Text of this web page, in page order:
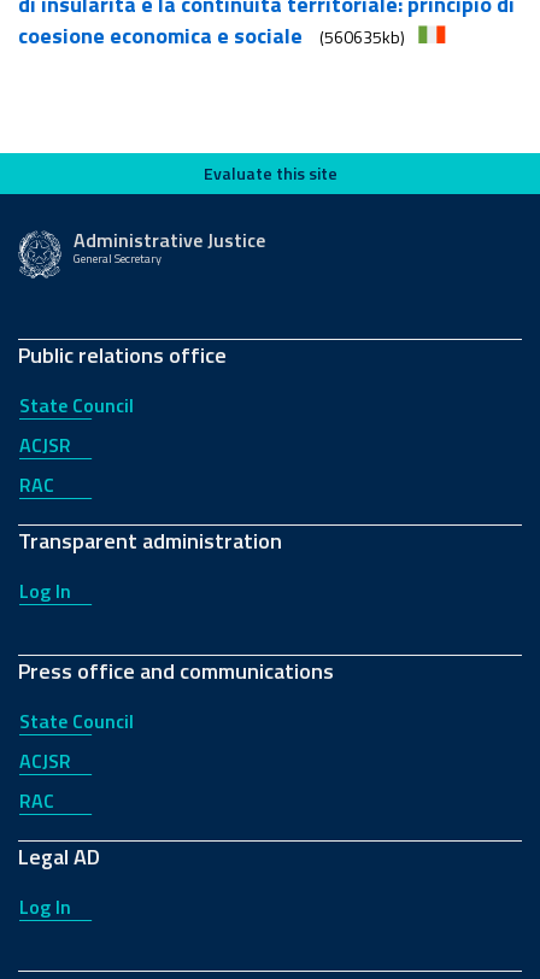
coesione economica e sociale
(560635kb)
Evaluate this siteEvaluate this site
Administrative Justice
General Secretary
Public relations office
State Council
ACJSR
RAC
Transparent administration
Log In
Press office and communications
State Council
ACJSR
RAC
Legal AD
Log In